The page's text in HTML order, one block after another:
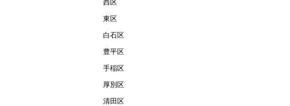
東区
白石区
豊平区
手稲区
厚別区
清田区